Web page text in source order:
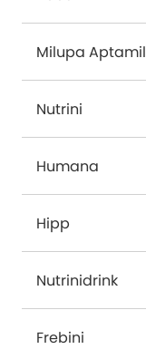
Milupa Aptamil
Nutrini
Humana
Hipp
Nutrinidrink
Frebini